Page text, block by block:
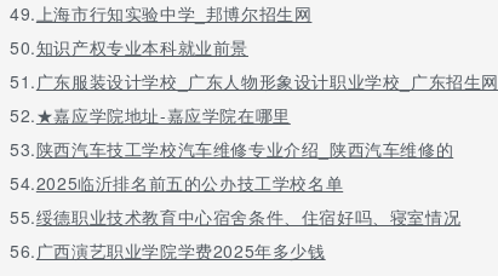
49.上海市行知实验中学_邦博尔招生网
50.知识产权专业本科就业前景
51.广东服装设计学校_广东人物形象设计职业学校_广东招生网
52.★嘉应学院地址-嘉应学院在哪里
53.陕西汽车技工学校汽车维修专业介绍_陕西汽车维修的
54.2025临沂排名前五的公办技工学校名单
55.绥德职业技术教育中心宿舍条件、住宿好吗、寝室情况
56.广西演艺职业学院学费2025年多少钱